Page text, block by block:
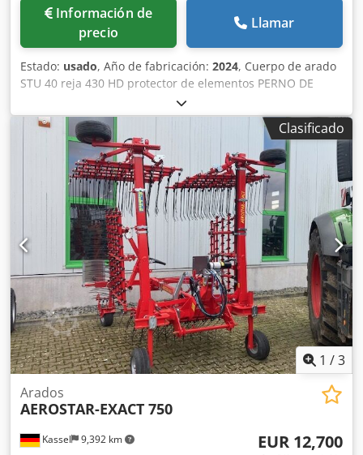
Información de
precio
Llamar
Estado: usado, Año de fabricación: 2024, Cuerpo de arado
STU 40 reja 430 HD protector de elementos PERNO DE
SEGURIDAD / Dsdpfx Ajuhnlmohijck
Clasificado
1 /3
Kassel 9,392 km
Arados
AEROSTAR-EXACT 750
EUR 12,700